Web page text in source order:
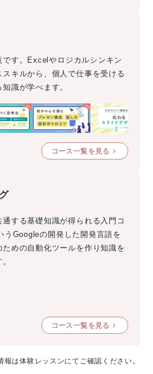
です。Excelやロジカルシンキン
キルから、個人で仕事を受ける
識が学べます。
コース一覧を見る
する基礎知識が得られる入門コ
うGoogleの開発した開発言語を
めの自動化ツールを作り知識を
コース一覧を見る
は体験レッスンにてご確認ください。